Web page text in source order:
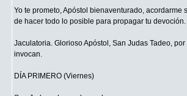
Yo te prometo, Apóstol bienaventurado,
de hacer todo lo posible para propagar tu devoción.
Jaculatoria. Glorioso Apóstol, San Judas Tadeo,
invocan.
DÍA PRIMERO (Viernes)